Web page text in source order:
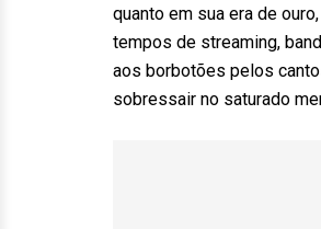
quanto em sua era de
tempos de streaming,
aos borbotões pelos
sobressair no saturado